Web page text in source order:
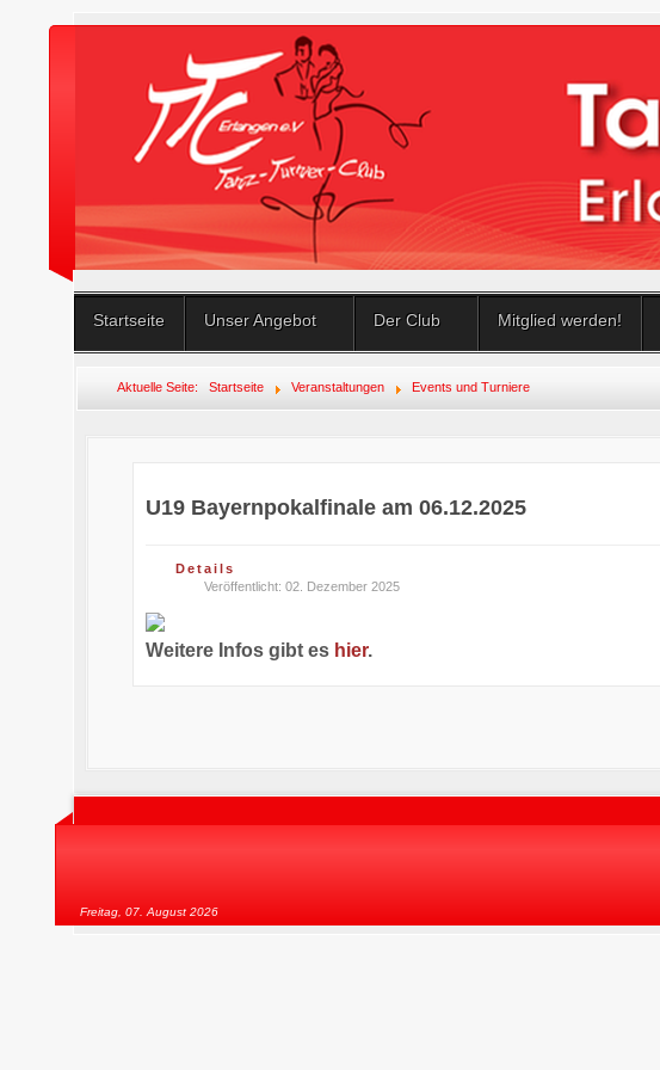
Startseite Unser Angebot Der Club Mitglied werden!
Aktuelle Seite:Startseite Veranstaltungen Events und Turniere
U19 Bayernpokalfinale am 06.12.2025
Details
Veröffentlicht: 02. Dezember 2025
Weitere Infos gibt es hier.
Freitag, 07. August 2026